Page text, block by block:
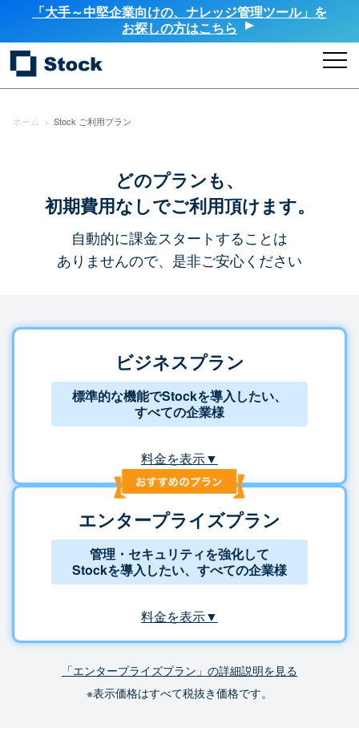
「大手～中堅企業向けの、ナレッジ管理ツール」を
お探しの方はこちら
ホーム > Stock ご利用プラン
どのプランも、
初期費用なしでご利用頂けます。
自動的に課金スタートすることは
ありませんので、是非ご安心ください
ビジネスプラン
標準的な機能でStockを導入したい、
すべての企業様
料金を表示▼
エンタープライズプラン
管理・セキュリティを強化して
Stockを導入したい、すべての企業様
料金を表示▼
「エンタープライズプラン」の詳細説明を見る
※表示価格はすべて税抜き価格です。